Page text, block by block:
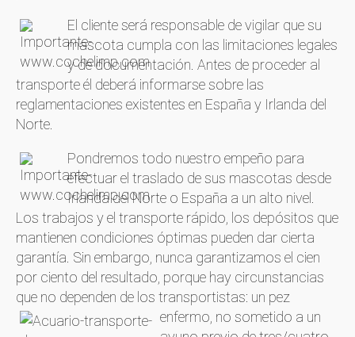
El cliente será responsable de vigilar que su
mascota cumpla con las limitaciones legales
y de documentación. Antes de proceder al
transporte él deberá informarse sobre las
reglamentaciones existentes en España y Irlanda del
Norte.
Pondremos todo nuestro empeño para
efectuar el traslado de sus mascotas desde
Irlanda del Norte o España a un alto nivel.
Los trabajos y el transporte rápido, los depósitos que
mantienen condiciones óptimas pueden dar cierta
garantía. Sin embargo, nunca garantizamos el cien
por ciento del resultado, porque hay circunstancias
que no dependen de los transportistas: un pez
enfermo, no sometido a un